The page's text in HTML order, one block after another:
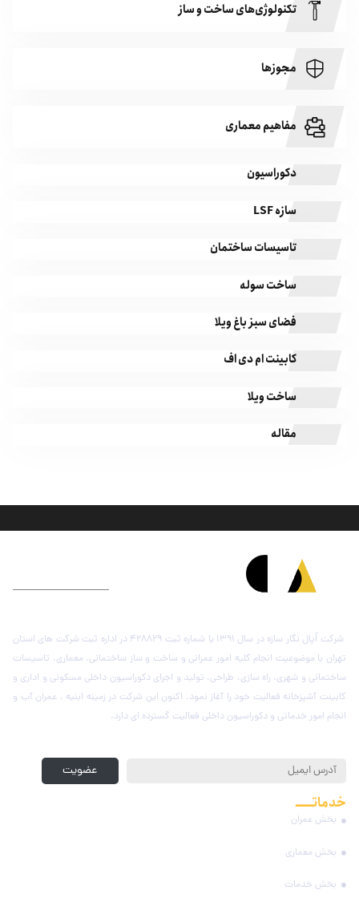
تکنولوژی‌های ساخت و ساز
مجوزها
مفاهیم معماری
دکوراسیون
سازه LSF
تاسیسات ساختمان
ساخت سوله
فضای سبز باغ ویلا
کابینت ام دی اف
ساخت ویلا
مقاله
شرکت اُپال نگار سازه در سال 1391 با شماره ثبت 428829 در اداره ثبت شرکت های استان
تهران با موضوعیت انجام کلیه امور عمرانی و ساخت و ساز ساختمانی، معماری، تاسیسات
ساختمانی و شهری، راه سازی، طراحی، تولید و اجرای دکوراسیون داخلی مسکونی و اداری و
کابینت آشپزخانه فعالیت خود را آغاز نمود. اکنون این شرکت در زمینه ابنیه ، عمران آب و
انجام امور خدماتی و دکوراسیون داخلی فعالیت گسترده ای دارد.
عضویت
خدماتـــــمجموعه
بخش عمران
بخش معماری
بخش خدمات